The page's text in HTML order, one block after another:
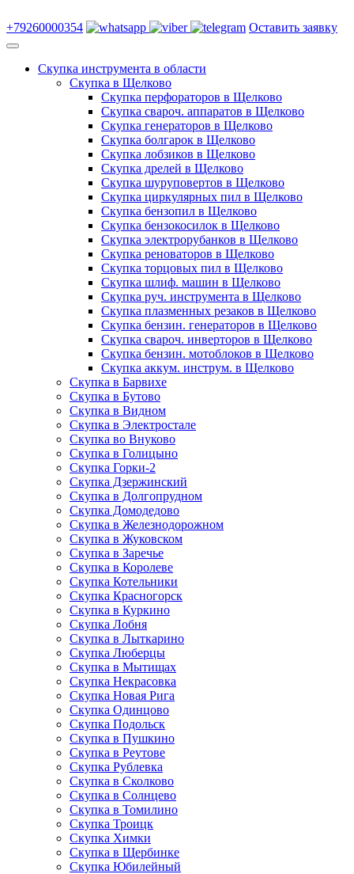
+79260000354 Оставить заявку
Скупка инструмента в области
Скупка в Щелково
Скупка перфораторов в Щелково
Скупка свароч. аппаратов в Щелково
Скупка генераторов в Щелково
Скупка болгарок в Щелково
Скупка лобзиков в Щелково
Скупка дрелей в Щелково
Скупка шуруповертов в Щелково
Скупка циркулярных пил в Щелково
Скупка бензопил в Щелково
Скупка бензокосилок в Щелково
Скупка электрорубанков в Щелково
Скупка реноваторов в Щелково
Скупка торцовых пил в Щелково
Скупка шлиф. машин в Щелково
Скупка руч. инструмента в Щелково
Скупка плазменных резаков в Щелково
Скупка бензин. генераторов в Щелково
Скупка свароч. инверторов в Щелково
Скупка бензин. мотоблоков в Щелково
Скупка аккум. инструм. в Щелково
Скупка в Барвихе
Скупка в Бутово
Скупка в Видном
Скупка в Электростале
Скупка во Внуково
Скупка в Голицыно
Скупка Горки-2
Скупка Дзержинский
Скупка в Долгопрудном
Скупка Домодедово
Скупка в Железнодорожном
Скупка в Жуковском
Скупка в Заречье
Скупка в Королеве
Скупка Котельники
Скупка Красногорск
Скупка в Куркино
Скупка Лобня
Скупка в Лыткарино
Скупка Люберцы
Скупка в Мытищах
Скупка Некрасовка
Скупка Новая Рига
Скупка Одинцово
Скупка Подольск
Скупка в Пушкино
Скупка в Реутове
Скупка Рублевка
Скупка в Сколково
Скупка в Солнцево
Скупка в Томилино
Скупка Троицк
Скупка Химки
Скупка в Щербинке
Скупка Юбилейный